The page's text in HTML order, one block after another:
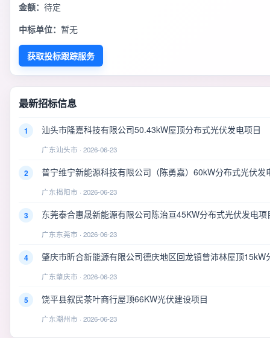
金额： 待定
中标单位： 暂无
获取投标跟踪服务
最新招标信息
1 汕头市隆嘉科技有限公司50.43kW屋顶分布式光伏发电项目
广东汕头市 · 2026-06-23
2 普宁维宁新能源科技有限公司（陈勇嘉）60kW分布式光伏发
广东揭阳市 · 2026-06-23
3 东莞泰合惠晟新能源有限公司陈治亘45KW分布式光伏发电项
广东东莞市 · 2026-06-23
4 肇庆市昕合新能源有限公司德庆地区回龙镇曾沛林屋顶15kW
广东肇庆市 · 2026-06-23
5 饶平县叙民茶叶商行屋顶66KW光伏建设项目
广东潮州市 · 2026-06-23